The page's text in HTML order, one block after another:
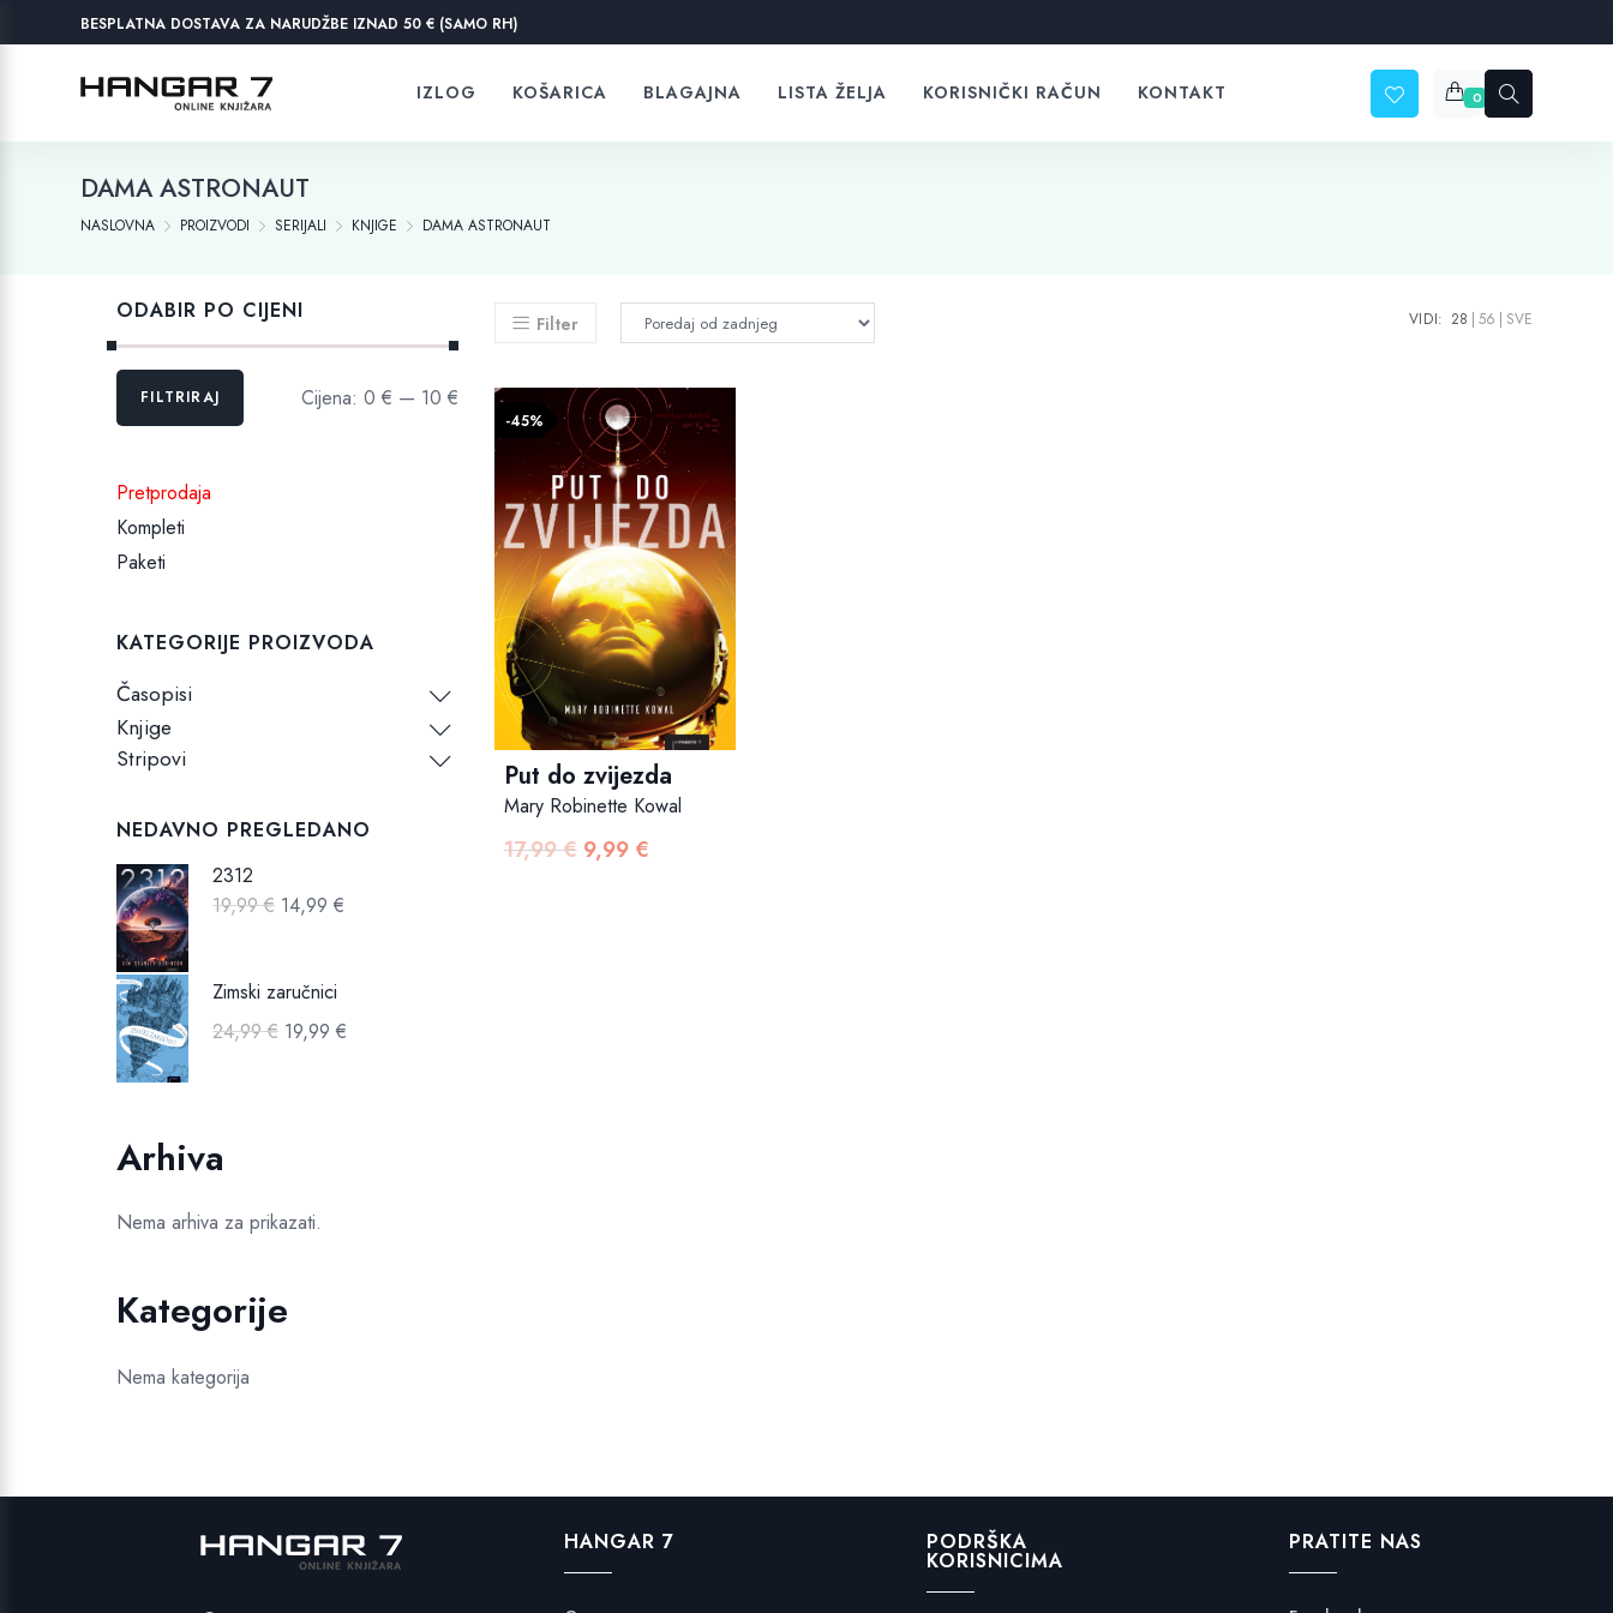
BESPLATNA DOSTAVA ZA NARUDŽBE IZNAD 50 € (SAMO RH)
IZLOG KOŠARICA BLAGAJNA LISTA ŽELJA KORISNIČKI RAČUN KONTAKT 0
DAMA ASTRONAUT
NASLOVNA PROIZVODI SERIJALI KNJIGE DAMA ASTRONAUT
Filter VIDI: 28 56 SVE
-45%
Put do zvijezda
Mary Robinette Kowal
17,99€ Izvorna
9,99 €Trenutna
ODABIR PO CIJENI
Min
MaksFILTRIRAJ Cijena: 0 € — 10 €
Pretprodaja
Kompleti
Paketi
KATEGORIJE PROIZVODA
Časopisi
Knjige
Stripovi
NEDAVNO PREGLEDANO
2312
19,99€ Izvorna
19,99 €.
14,99€
Zimski zaručnici
24,99€ Izvorna
19,99€
Arhiva
Nema arhiva za prikazati.
Kategorije
Nema kategorija
HANGAR 7 PODRŠKA
KORISNICIMA
PRATITE NAS